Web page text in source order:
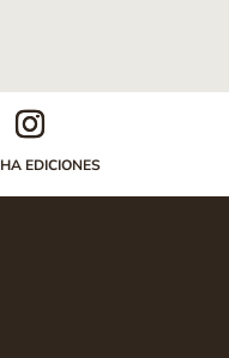
HA EDICIONES